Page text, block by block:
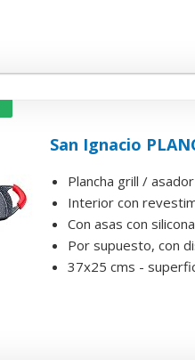
San Ignacio
Plancha grill /
Interior con
Con asas con
Por supuesto, con
37x25 cms -